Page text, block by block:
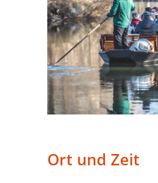
Ort und Zeit